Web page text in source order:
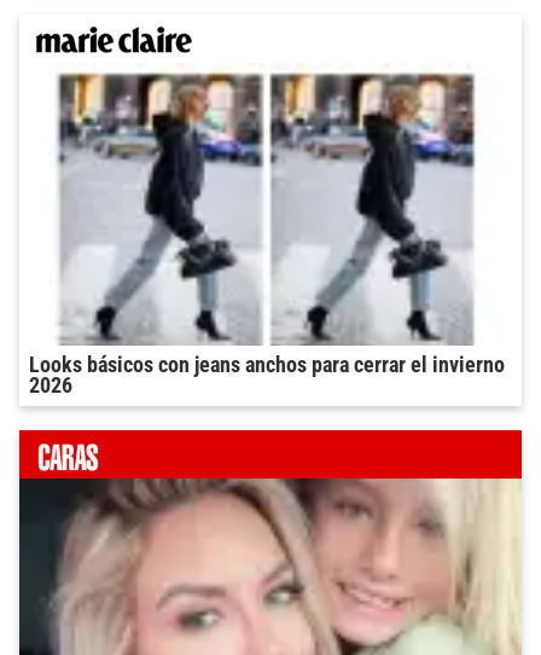
Looks básicos con jeans anchos para cerrar el invierno
2026